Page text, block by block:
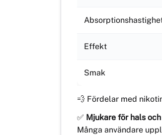
Effekt
Smak
💨 Fördelar med
✅ Mjukare för hals
Många användare